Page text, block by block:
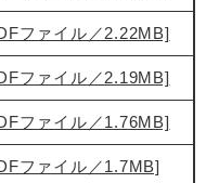
ファイル／2.22MB]
ファイル／2.19MB]
ファイル／1.76MB]
ファイル／1.7MB]